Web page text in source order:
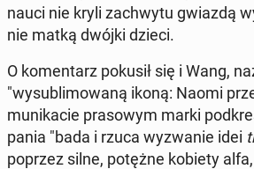
nau­ci nie kryli za­chwy­tu gwiazdą
nie matką dwójki dzieci.
O ko­men­tarz pokusił się i Wang,
"wy­su­bli­mo­wa­ną ikoną: Naomi
mu­ni­ka­cie pra­so­wym marki
pa­nia "bada i rzuca wy­zwa­nie idei
poprzez silne, potężne kobiety